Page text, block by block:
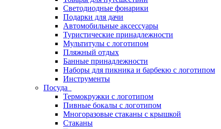
Светодиодные фонарики
Подарки для дачи
Автомобильные аксессуары
Туристические принадлежности
Мультитулы с логотипом
Пляжный отдых
Банные принадлежности
Наборы для пикника и барбекю с логотипом
Инструменты
Посуда
Термокружки с логотипом
Пивные бокалы с логотипом
Многоразовые стаканы с крышкой
Стаканы